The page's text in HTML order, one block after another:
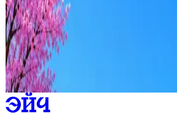
Ежедневный подбор
AI генерация